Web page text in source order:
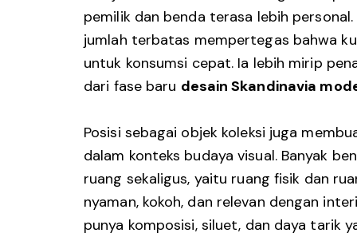
pemilik dan benda terasa lebih
jumlah terbatas mempertegas bahwa
untuk konsumsi cepat. Ia lebih mirip
dari fase baru desain Skandinavia
Posisi sebagai objek koleksi juga
dalam konteks budaya visual. Banyak
ruang sekaligus, yaitu ruang fisik dan
nyaman, kokoh, dan relevan dengan
punya komposisi, siluet, dan daya tarik